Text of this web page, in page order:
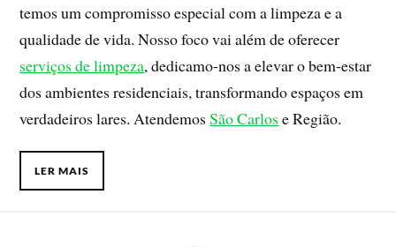
temos um compromisso especial com a limpeza e a
qualidade de vida. Nosso foco vai além de oferecer
serviços de limpeza, dedicamo-nos a elevar o bem-estar
dos ambientes residenciais, transformando espaços em
verdadeiros lares. AtendemosSão Carlose Região.
LER MAIS